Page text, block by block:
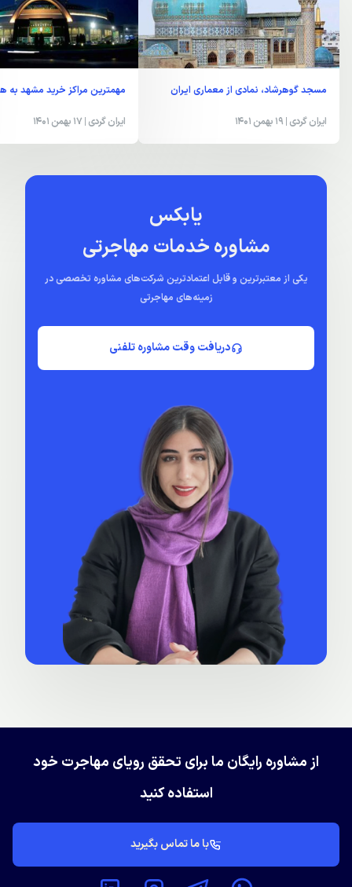
مسجد گوهرشاد، نمادی از معماری ایران
ایران گردی
مهمترین مراکز خرید مشهد به
ایران گردی | 17 بهمن 1401
یابکس
مشاوره خدمات مهاجرتی
یکی از معتبرترین و قابل اعتمادترین شرکت‌های مشاوره تخصصی در
زمینه‌های مهاجرتی
دریافت وقت مشاوره تلفنی
از مشاوره رایگان ما برای تحقق رویای مهاجرت خود
استفاده کنید
با ما تماس بگیرید